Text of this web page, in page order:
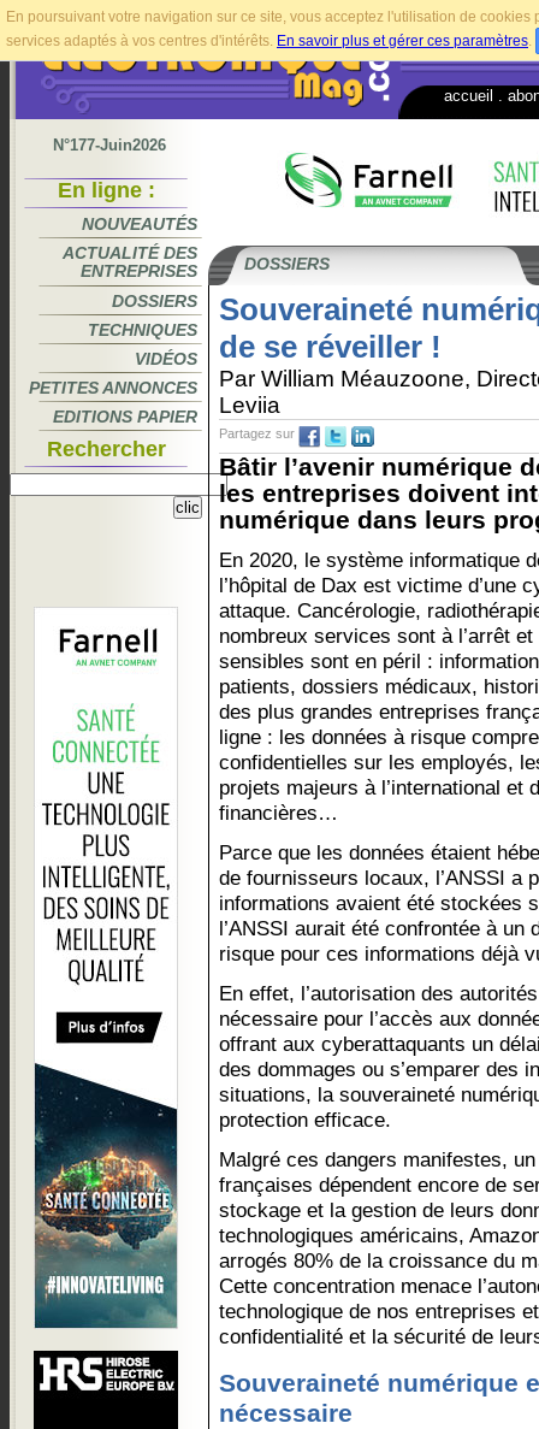
En poursuivant votre navigation sur ce site, vous acceptez l'utilisation de
services adaptés à vos centres d'intérêts. En savoir plus et gérer ces paramètres.
accueil
N°177-Juin2026
En ligne :
NOUVEAUTÉS
ACTUALITÉ DES
ENTREPRISES
DOSSIERS
TECHNIQUES
VIDÉOS
PETITES ANNONCES
EDITIONS PAPIER
Rechercher
DOSSIERS
Souveraineté
de se réveiller !
Par William Méauzoone,
Leviia
Partagez sur
Bâtir l’avenir numérique
les entreprises doivent
numérique dans leurs
En 2020, le système informatique
l’hôpital de Dax est victime d’une
attaque. Cancérologie,
nombreux services sont à l’arrêt
sensibles sont en péril :
patients, dossiers médicaux,
des plus grandes entreprises
ligne : les données à risque
confidentielles sur les employés,
projets majeurs à l’international et
financières…
Parce que les données étaient
de fournisseurs locaux, l’ANSSI a
informations avaient été stockées
l’ANSSI aurait été confrontée à un
risque pour ces informations déjà
En effet, l’autorisation des
nécessaire pour l’accès aux
offrant aux cyberattaquants un
des dommages ou s’emparer des
situations, la souveraineté
protection efficace.
Malgré ces dangers manifestes,
françaises dépendent encore de
stockage et la gestion de leurs
technologiques américains,
arrogés 80% de la croissance du
Cette concentration menace
technologique de nos entreprises
confidentialité et la sécurité de
Souveraineté numérique
nécessaire